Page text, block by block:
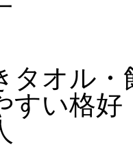
タオル・
すい格好